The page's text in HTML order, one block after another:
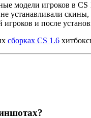
модели игроков в
устанавливали
и после
сборках CS 1.6